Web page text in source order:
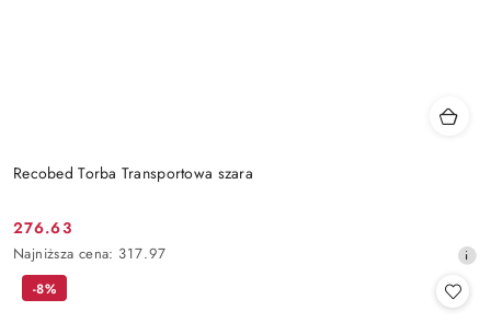
Recobed Torba Transportowa szara
Cena
promocyjna:
276.63
Najniższa
cena
Najniższa cena: 317.97
-8%